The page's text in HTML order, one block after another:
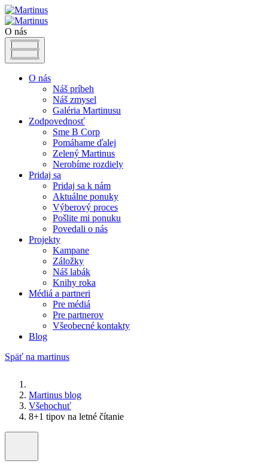
O nás
O nás
Náš príbeh
Náš zmysel
Galéria Martinusu
Zodpovednosť
Sme B Corp
Pomáhame ďalej
Zelený Martinus
Nerobíme rozdiely
Pridaj sa
Pridaj sa k nám
Aktuálne ponuky
Výberový proces
Pošlite mi ponuku
Povedali o nás
Projekty
Kampane
Záložky
Náš labák
Knihy roka
Médiá a partneri
Pre médiá
Pre partnerov
Všeobecné kontakty
Blog
Späť na martinus
Martinus blog
Všehochuť
8+1 tipov na letné čítanie